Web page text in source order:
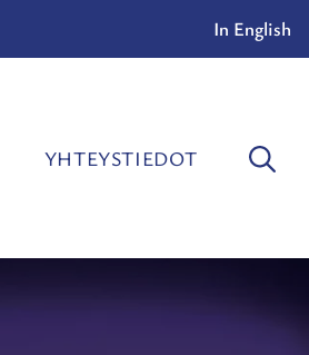
In English
YHTEYSTIEDOT